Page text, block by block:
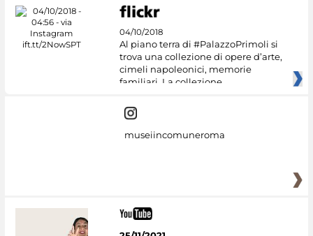
04/10/2018
Al piano terra di #PalazzoPrimoli si
trova una collezione di opere d’arte,
cimeli napoleonici, memorie
familiari. La collezione
museiincomuneroma